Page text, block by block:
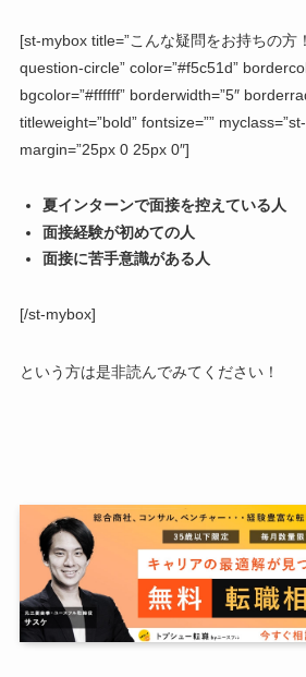
[st-mybox title=”こんな疑問をお持ちの方
question-circle” color=”#f5c51d”
bgcolor=”#ffffff” borderwidth=”5″
titleweight=”bold” fontsize=””
margin=”25px 0 25px 0″]
夏インターンで面接を控えている人
面接経験が初めての人
面接に苦手意識がある人
[/st-mybox]
という方は是非読んでみてください！